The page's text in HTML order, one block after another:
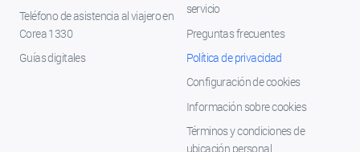
Teléfono de asistencia al viajero en
Corea 1330
Guías digitales
servicio
Preguntas frecuentes
Política de privacidad
Configuración de cookies
Información sobre cookies
Términos y condiciones de
ubicación personal